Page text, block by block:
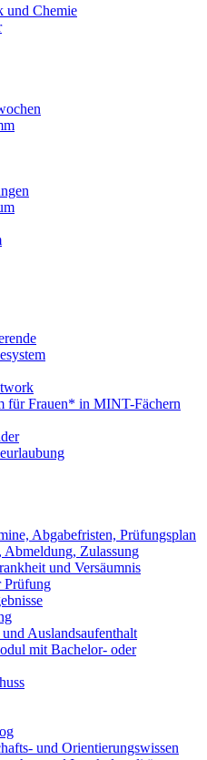
und Chemie
für Frauen* in MINT-Fächern
Abgabefristen, Prüfungsplan
Abmeldung, Zulassung
und Versäumnis
Prüfung
und Auslandsaufenthalt
mit Bachelor- oder
und Orientierungswissen